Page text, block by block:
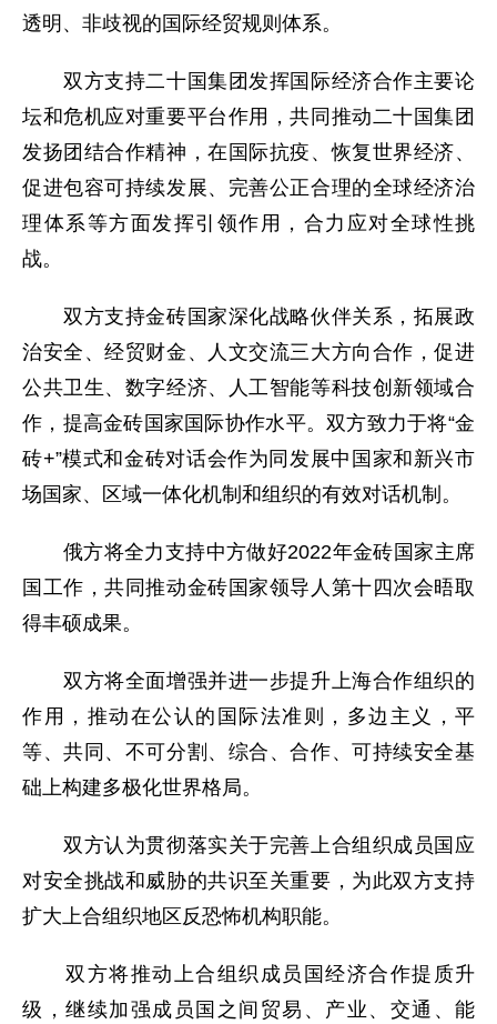
透明、非歧视的国际经贸规则体系。
双方支持二十国集团发挥国际经济合作主要论
坛和危机应对重要平台作用，共同推动二十国集团
发扬团结合作精神，在国际抗疫、恢复世界经济、
促进包容可持续发展、完善公正合理的全球经济治
理体系等方面发挥引领作用，合力应对全球性挑
战。
双方支持金砖国家深化战略伙伴关系，拓展政
治安全、经贸财金、人文交流三大方向合作，促进
公共卫生、数字经济、人工智能等科技创新领域合
作，提高金砖国家国际协作水平。双方致力于将“金
砖+”模式和金砖对话会作为同发展中国家和新兴市
场国家、区域一体化机制和组织的有效对话机制。
俄方将全力支持中方做好2022年金砖国家主席
国工作，共同推动金砖国家领导人第十四次会晤取
得丰硕成果。
双方将全面增强并进一步提升上海合作组织的
作用，推动在公认的国际法准则，多边主义，平
等、共同、不可分割、综合、合作、可持续安全基
础上构建多极化世界格局。
双方认为贯彻落实关于完善上合组织成员国应
对安全挑战和威胁的共识至关重要，为此双方支持
扩大上合组织地区反恐怖机构职能。
双方将推动上合组织成员国经济合作提质升
级，继续加强成员国之间贸易、产业、交通、能